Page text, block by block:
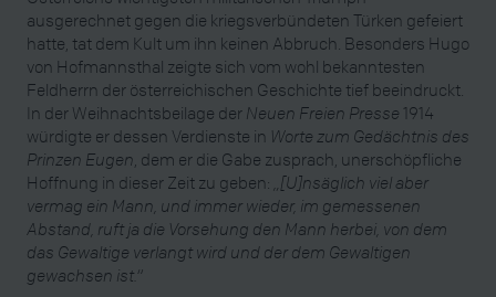
ausgerechnet gegen die kriegsverbündeten Türken gefeiert
hatte, tat dem Kult um ihn keinen Abbruch. Besonders Hugo
von Hofmannsthal zeigte sich vom wohl bekanntesten
Feldherrn der österreichischen Geschichte tief beeindruckt.
In der Weihnachtsbeilage der Neuen Freien Presse 1914
würdigte er dessen Verdienste in Worte zum Gedächtnis des
Prinzen Eugen , dem er die Gabe zusprach, unerschöpfliche
Hoffnung in dieser Zeit zu geben: „[U]nsäglich viel aber
vermag ein Mann, und immer wieder, im gemessenen
Abstand, ruft ja die Vorsehung den Mann herbei, von dem
das Gewaltige verlangt wird und der dem Gewaltigen
gewachsen ist.“